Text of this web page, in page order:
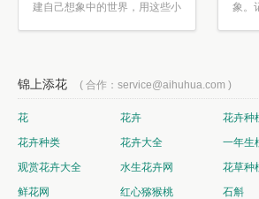
建自己想象中的世界，用这些小
象。
锦上添花 ( 合作：service@aihuhua.com )
花 花卉 花卉种
花卉种类
花卉大全 一年生
观赏花卉大全
水生花卉网 花草种
鲜花网
红心猕猴桃 石斛